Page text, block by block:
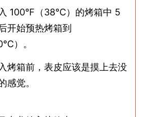
100°F（38°C）的烤箱中 5
开始预热烤箱到
）。
烤箱前，表皮应该是摸上去没
感觉。